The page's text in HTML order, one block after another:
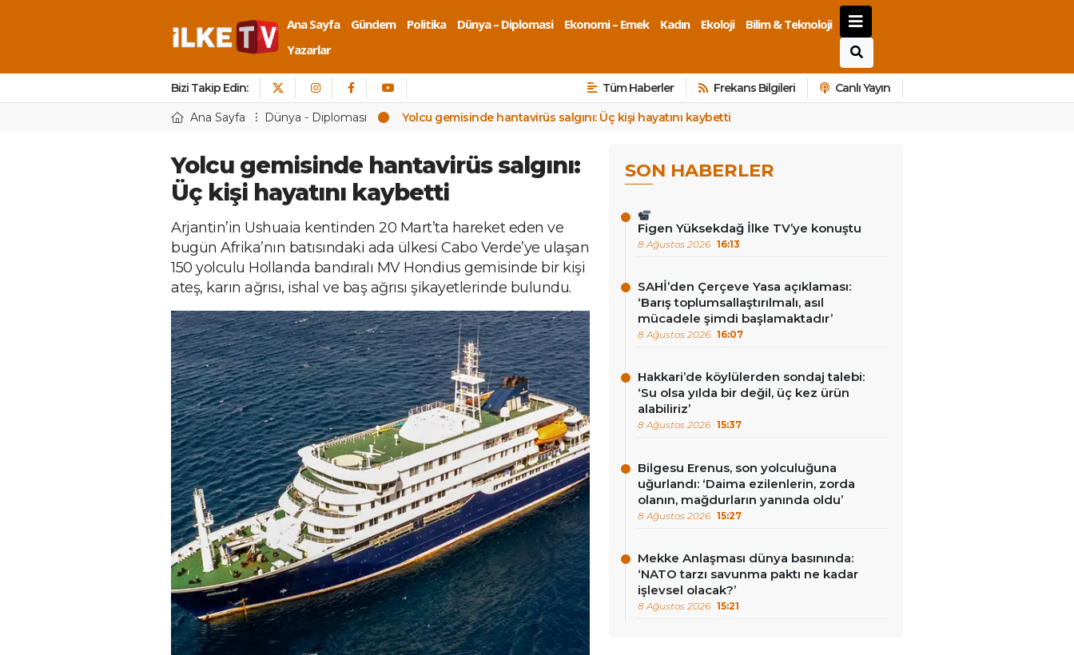
Ana Sayfa Gündem Politika Dünya – Diplomasi Ekonomi – Emek Kadın Ekoloji
Bilim & Teknoloji
Yazarlar
Bizi Takip Edin: Tüm Haberler Frekans Bilgileri Canlı Yayın
Ana Sayfa Dünya - Diplomasi Yolcu gemisinde hantavirüs salgını: Üç kişi hayatını kaybetti
Yolcu gemisinde hantavirüs salgını:
Üç kişi hayatını kaybetti
Arjantin’in Ushuaia kentinden 20 Mart’ta hareket eden ve
bugün Afrika’nın batısındaki ada ülkesi Cabo Verde’ye ulaşan
150 yolculu Hollanda bandıralı MV Hondius gemisinde bir kişi
ateş, karın ağrısı, ishal ve baş ağrısı şikayetlerinde bulundu.
SON HABERLER
Figen Yüksekdağ İlke TV’ye konuştu
8 Ağustos 2026 16:13
SAHİ’den Çerçeve Yasa açıklaması:
‘Barış toplumsallaştırılmalı, asıl
mücadele şimdi başlamaktadır’
8 Ağustos 2026 16:07
Hakkari’de köylülerden sondaj talebi:
‘Su olsa yılda bir değil, üç kez ürün
alabiliriz’
8 Ağustos 2026 15:37
Bilgesu Erenus, son yolculuğuna
uğurlandı: ‘Daima ezilenlerin, zorda
olanın, mağdurların yanında oldu’
8 Ağustos 2026 15:27
Mekke Anlaşması dünya basınında:
‘NATO tarzı savunma paktı ne kadar
işlevsel olacak?’
8 Ağustos 2026 15:21